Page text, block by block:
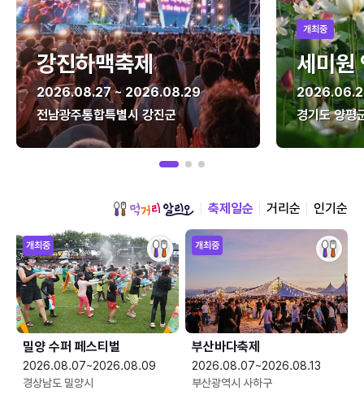
강진하맥축제
2026.08.27 ~ 2026.08.29
전남광주통합특별시 강진군
개최중
세미원
경기도 양평
축제일순 거리순 인기순
개최중
밀양 수퍼 페스티벌
2026.08.07~2026.08.09
경상남도 밀양시
개최중
부산바다축제
2026.08.07~2026.08.13
부산광역시 사하구